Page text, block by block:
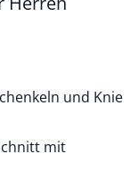
und Knie
mit